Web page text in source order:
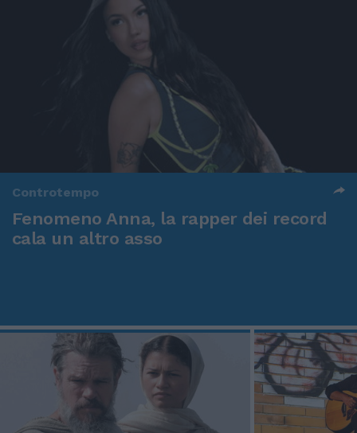
Controtempo
Fenomeno Anna, la rapper dei record
cala un altro asso